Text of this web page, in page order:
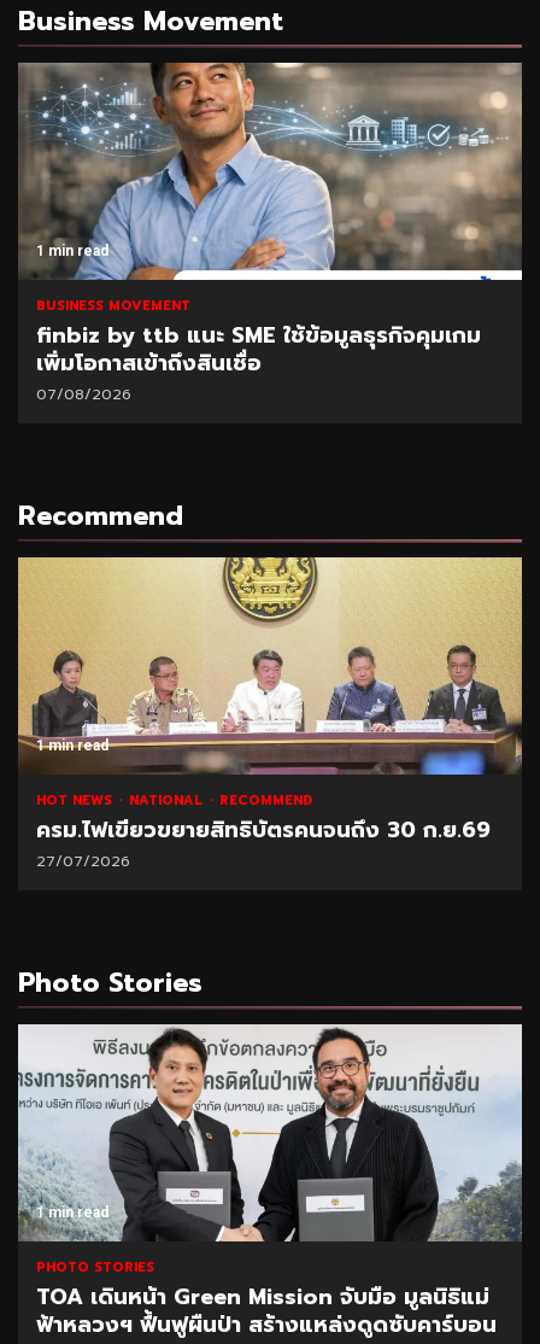
Business Movement
1 min read
BUSINESS MOVEMENT
finbiz by ttb แนะ SME ใช้ข้อมูลธุรกิจคุมเกม
เพิ่มโอกาสเข้าถึงสินเชื่อ
07/08/2026
Recommend
1 min read
HOT NEWS NATIONAL RECOMMEND
ครม.ไฟเขียวขยายสิทธิบัตรคนจนถึง 30 ก.ย.69
27/07/2026
Photo Stories
1 min read
PHOTO STORIES
TOA เดินหน้า Green Mission จับมือ มูลนิธิแม่
ฟ้าหลวงฯ ฟื้นฟูผืนป่า สร้างแหล่งดูดซับคาร์บอน